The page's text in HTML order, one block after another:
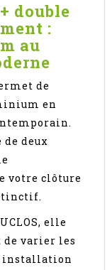
double
:
au
de
en
de deux
votre clôture
elle
varier les
installation